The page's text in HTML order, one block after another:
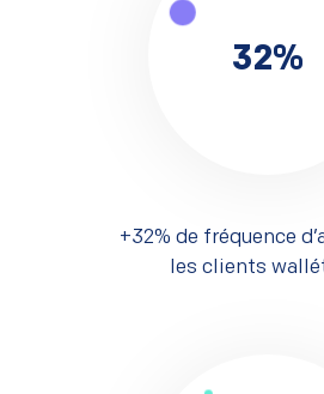
32%
+32% de fréquence
les clients